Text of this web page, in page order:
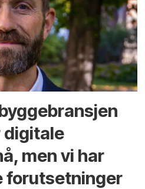
digitale
men vi har
forutsetninger